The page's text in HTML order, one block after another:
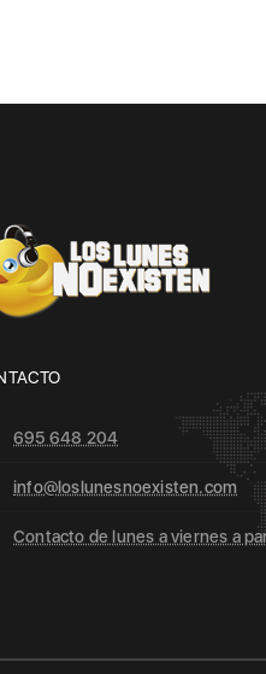
695 648 204
info@loslunesnoexisten.com
Contacto de lunes a viernes a